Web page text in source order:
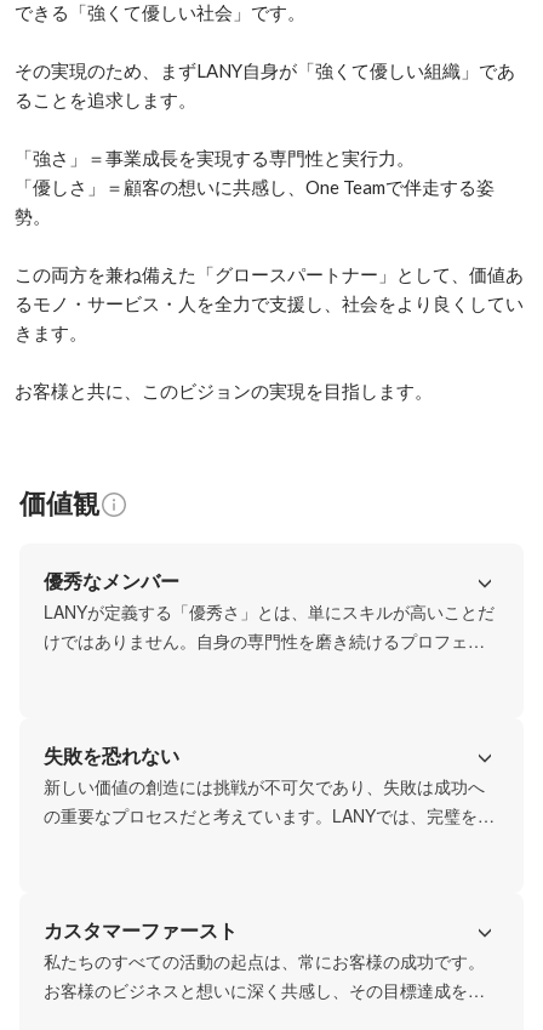
できる「強くて優しい社会」です。
その実現のため、まずLANY自身が「強くて優しい組織」であ
ることを追求します。
「強さ」＝事業成長を実現する専門性と実行力。
「優しさ」＝顧客の想いに共感し、One Teamで伴走する姿
勢。
この両方を兼ね備えた「グロースパートナー」として、価値あ
るモノ・サービス・人を全力で支援し、社会をより良くしてい
きます。
お客様と共に、このビジョンの実現を目指します。
価値観
優秀なメンバー
LANYが定義する「優秀さ」とは、単にスキルが高いことだ
けではありません。自身の専門性を磨き続けるプロフェッ
推進力。そして、常に学び進化し続ける意欲。私たちは、
こうした多様な強みを持つメンバーが互いに刺激し合い、
高め合える組織を目指しています。
失敗を恐れない
新しい価値の創造には挑戦が不可欠であり、失敗は成功へ
の重要なプロセスだと考えています。LANYでは、完璧を待
こそが、最終的な大きな成果に繋がると信じています。失
敗を恐れず、前向きに挑戦できる環境です。
カスタマーファースト
私たちのすべての活動の起点は、常にお客様の成功です。
お客様のビジネスと想いに深く共感し、その目標達成を自